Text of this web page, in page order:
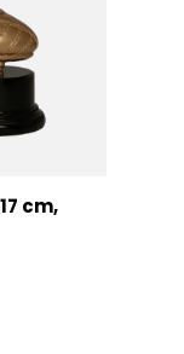
cm,